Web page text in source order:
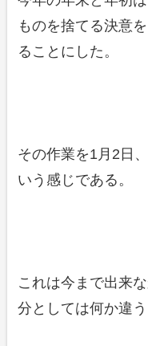
ものを捨てる決意
ることにした。
その作業を1月2日
いう感じである。
これは今まで出来
分としては何か違